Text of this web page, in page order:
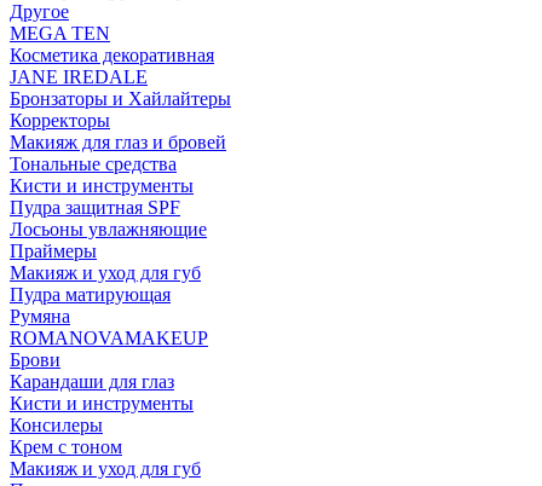
Другое
MEGA TEN
Косметика декоративная
JANE IREDALE
Бронзаторы и Хайлайтеры
Корректоры
Макияж для глаз и бровей
Тональные средства
Кисти и инструменты
Пудра защитная SPF
Лосьоны увлажняющие
Праймеры
Макияж и уход для губ
Пудра матирующая
Румяна
ROMANOVAMAKEUP
Брови
Карандаши для глаз
Кисти и инструменты
Консилеры
Крем с тоном
Макияж и уход для губ